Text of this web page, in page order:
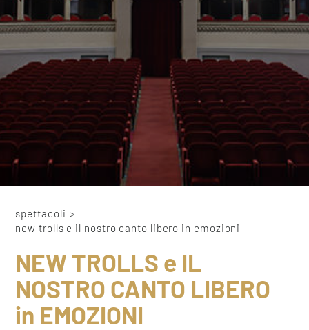
spettacoli >
new trolls e il nostro canto libero in emozioni
NEW TROLLS e IL
NOSTRO CANTO LIBERO
in EMOZIONI